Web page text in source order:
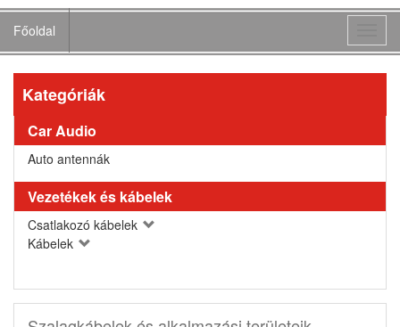
Főoldal
Kategóriák
Car Audio
Auto antennák
Vezetékek és kábelek
Csatlakozó kábelek
Kábelek